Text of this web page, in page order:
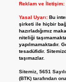
Reklam ve İletişim:
Yasal Uyarı: Bu
şirketi ile hiçbir
hazırladığımız
niteliği
yapılmamaktadır.
tesadüfidir.
taşımazlar.
Sitemiz, 5651
(BTK) tarafından